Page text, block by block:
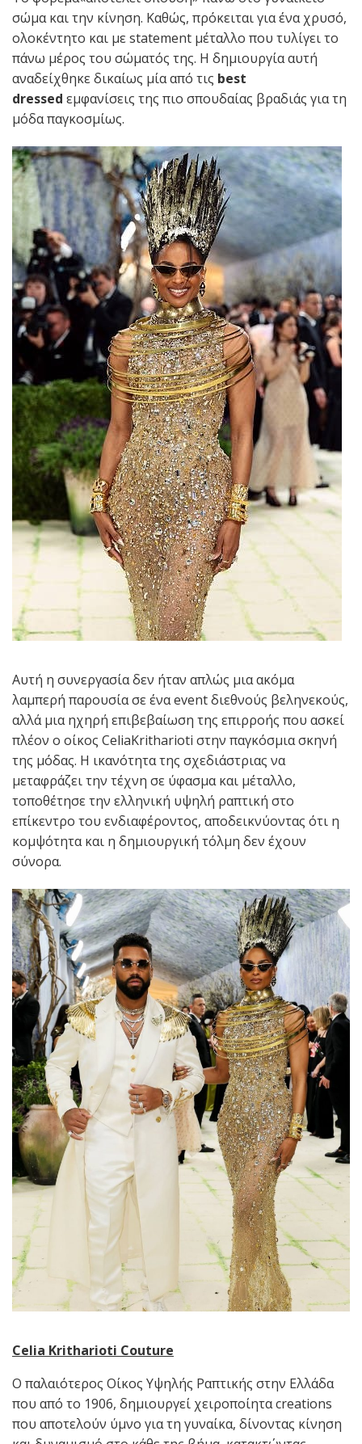
σώμα και την κίνηση. Καθώς, πρόκειται για ένα χρυσό,
ολοκέντητο και με statement μέταλλο που τυλίγει το
πάνω μέρος του σώματός της. Η δημιουργία αυτή
αναδείχθηκε δικαίως μία από τις best
dressed εμφανίσεις της πιο σπουδαίας βραδιάς για τη
μόδα παγκοσμίως.
Αυτή η συνεργασία δεν ήταν απλώς μια ακόμα
λαμπερή παρουσία σε ένα event διεθνούς βεληνεκούς,
αλλά μια ηχηρή επιβεβαίωση της επιρροής που ασκεί
πλέον ο οίκος CeliaKritharioti στην παγκόσμια σκηνή
της μόδας. Η ικανότητα της σχεδιάστριας να
μεταφράζει την τέχνη σε ύφασμα και μέταλλο,
τοποθέτησε την ελληνική υψηλή ραπτική στο
επίκεντρο του ενδιαφέροντος, αποδεικνύοντας ότι η
κομψότητα και η δημιουργική τόλμη δεν έχουν
σύνορα.
Celia Kritharioti Couture
O παλαιότερος Οίκος Υψηλής Ραπτικής στην Ελλάδα
που από το 1906, δημιουργεί χειροποίητα creations
που αποτελούν ύμνο για τη γυναίκα, δίνοντας κίνηση